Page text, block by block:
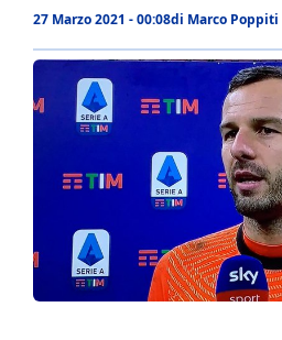
27 Marzo 2021 - 00:08di Marco Poppiti